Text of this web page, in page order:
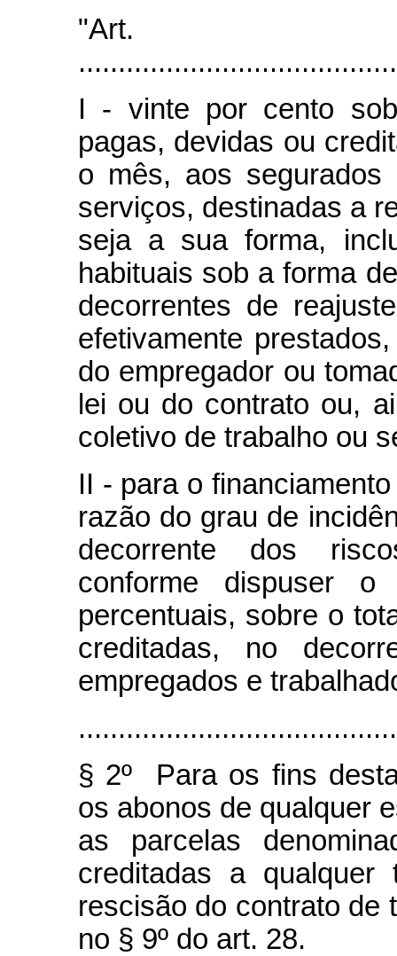
I - vinte por cento
pagas, devidas ou
o mês, aos segurados
serviços, destinadas a
seja a sua forma,
habituais sob a forma
decorrentes de
efetivamente
do empregador ou
lei ou do contrato ou,
coletivo de trabalho ou
II - para o
razão do grau de
decorrente dos
conforme dispuser o
percentuais, sobre o
creditadas, no
empregados e
§ 2º Para os fins
os abonos de qualquer
as parcelas
creditadas a
rescisão do contrato de
no § 9º do art. 28.